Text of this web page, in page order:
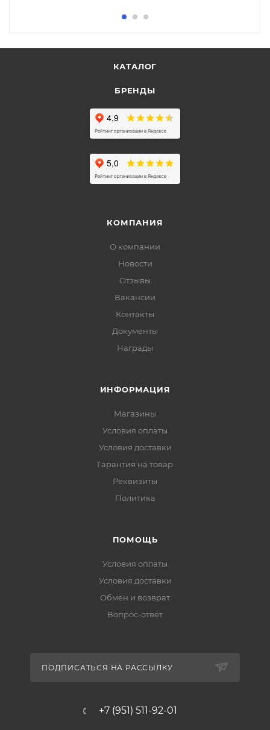
КАТАЛОГ
БРЕНДЫ
КОМПАНИЯ
О компании
Новости
Отзывы
Вакансии
Контакты
Документы
Награды
ИНФОРМАЦИЯ
Магазины
Условия оплаты
Условия доставки
Гарантия на товар
Реквизиты
Политика
ПОМОЩЬ
Условия оплаты
Условия доставки
Обмен и возврат
Вопрос-ответ
ПОДПИСАТЬСЯ НА РАССЫЛКУ
+7 (951) 511-92-01